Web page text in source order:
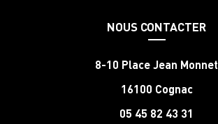
NOUS CONTACTER
8-10 Place Jean Monnet
16100 Cognac
05 45 82 43 31